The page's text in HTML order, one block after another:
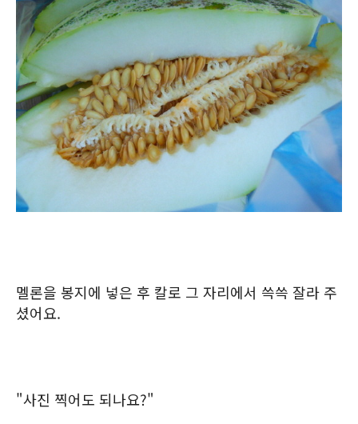
멜론을 봉지에 넣은 후 칼로 그 자리에서 쓱쓱 잘라 주
셨어요.
"사진 찍어도 되나요?"